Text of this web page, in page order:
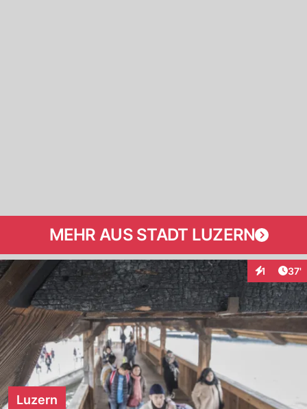
MEHR AUS STADT LUZERN
1 37'
Luzern